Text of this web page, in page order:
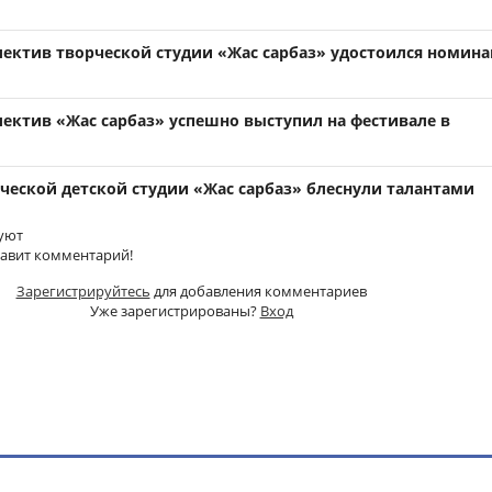
творческой студии «Жас сарбаз» удостоился
«Жас сарбаз» успешно выступил на фестивале в
детской студии «Жас сарбаз» блеснули талантами
комментарий!
Зарегистрируйтесь для добавления комментариев
Уже зарегистрированы? Вход